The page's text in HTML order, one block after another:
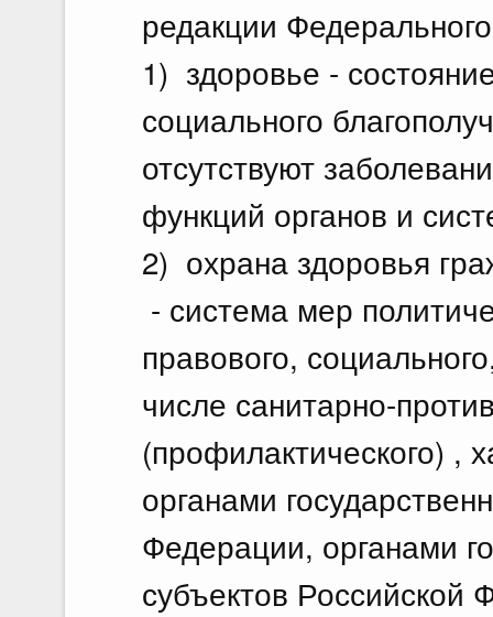
редакции
1) здоровье -
социального
отсутствуют
функций органов и
2) охрана здоровья
- система мер
правового,
числе санитарно-
(профилактического) ,
органами
Федерации, органами
субъектов Российской